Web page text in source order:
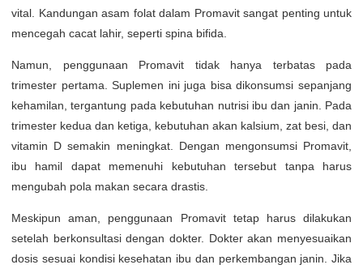
vital. Kandungan asam folat dalam Promavit sangat penting untuk
mencegah cacat lahir, seperti spina bifida.
Namun, penggunaan Promavit tidak hanya terbatas pada
trimester pertama. Suplemen ini juga bisa dikonsumsi sepanjang
kehamilan, tergantung pada kebutuhan nutrisi ibu dan janin. Pada
trimester kedua dan ketiga, kebutuhan akan kalsium, zat besi, dan
vitamin D semakin meningkat. Dengan mengonsumsi Promavit,
ibu hamil dapat memenuhi kebutuhan tersebut tanpa harus
mengubah pola makan secara drastis.
Meskipun aman, penggunaan Promavit tetap harus dilakukan
setelah berkonsultasi dengan dokter. Dokter akan menyesuaikan
dosis sesuai kondisi kesehatan ibu dan perkembangan janin. Jika